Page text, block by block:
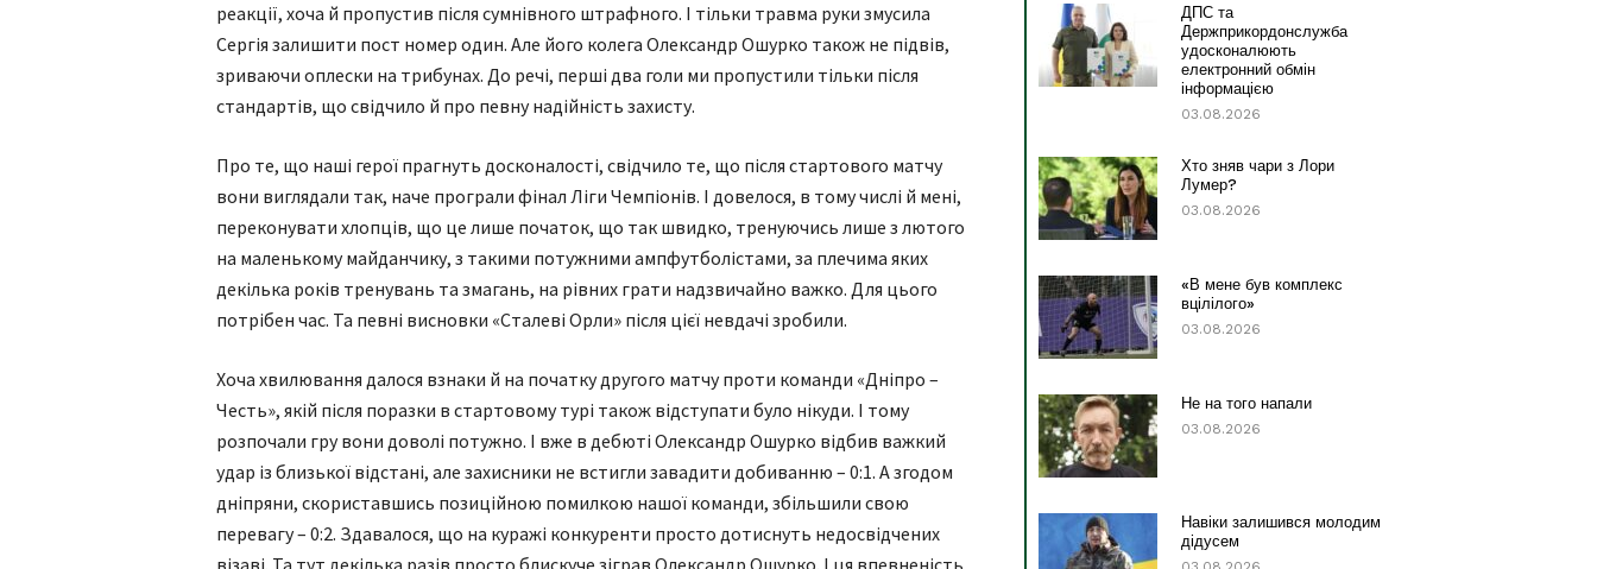
реакції, хоча й пропустив після сумнівного штрафного. І тільки травма руки змусила
Сергія залишити пост номер один. Але його колега Олександр Ошурко також не підвів,
зриваючи оплески на трибунах. До речі, перші два голи ми пропустили тільки після
стандартів, що свідчило й про певну надійність захисту.
Про те, що наші герої прагнуть досконалості, свідчило те, що після стартового матчу
вони виглядали так, наче програли фінал Ліги Чемпіонів. І довелося, в тому числі й мені,
переконувати хлопців, що це лише початок, що так швидко, тренуючись лише з лютого
на маленькому майданчику, з такими потужними ампфутболістами, за плечима яких
декілька років тренувань та змагань, на рівних грати надзвичайно важко. Для цього
потрібен час. Та певні висновки «Сталеві Орли» після цієї невдачі зробили.
Хоча хвилювання далося взнаки й на початку другого матчу проти команди «Дніпро –
Честь», якій після поразки в стартовому турі також відступати було нікуди. І тому
розпочали гру вони доволі потужно. І вже в дебюті Олександр Ошурко відбив важкий
удар із близької відстані, але захисники не встигли завадити добиванню – 0:1. А згодом
дніпряни, скориставшись позиційною помилкою нашої команди, збільшили свою
перевагу – 0:2. Здавалося, що на куражі конкуренти просто дотиснуть недосвідчених
візаві. Та тут декілька разів просто блискуче зіграв Олександр Ошурко. І ця впевненість
ДПС та
Держприкордонслужба
удосконалюють
електронний обмін
інформацією
03.08.2026
Хто зняв чари з Лори
Лумер?
03.08.2026
«В мене був комплекс
вцілілого»
03.08.2026
Не на того напали
03.08.2026
Навіки залишився молодим
дідусем